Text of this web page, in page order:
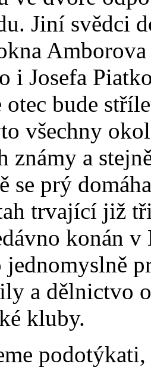
Jiní svědci
i Josefa
otec bude
všechny
známy a
se prý
trvající již
konán
a dělnictvo
kluby.